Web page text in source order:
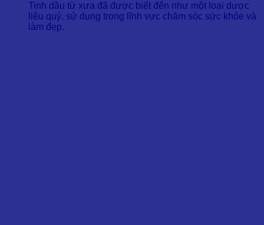
Tinh dầu từ xưa đã được biết đến như một loại dược
liệu quý, sử dụng trong lĩnh vực chăm sóc sức khỏe và
làm đẹp.